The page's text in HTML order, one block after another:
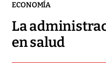
ECONOMÍA
La
en salud